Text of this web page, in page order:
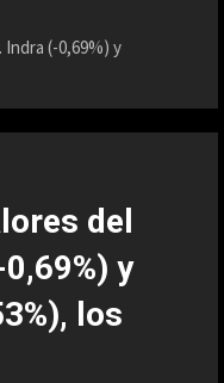
(-0,69%) y
del
y
los